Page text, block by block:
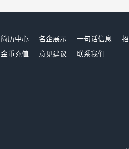
简历中心 名企展示 一句话信息
金币充值 意见建议 联系我们